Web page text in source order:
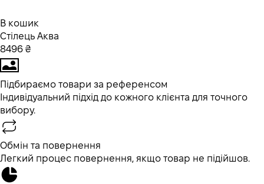
В кошик
Стілець Аква
8496 ₴
Підбираємо товари за референсом
Індивідуальний підхід до кожного клієнта для точного
вибору.
Обмін та повернення
Легкий процес повернення, якщо товар не підійшов.